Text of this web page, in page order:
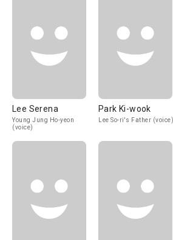
Lee Serena
Young Jung Ho-yeon
(voice)
Park Ki-wook
Lee So-ri's Father (voice)